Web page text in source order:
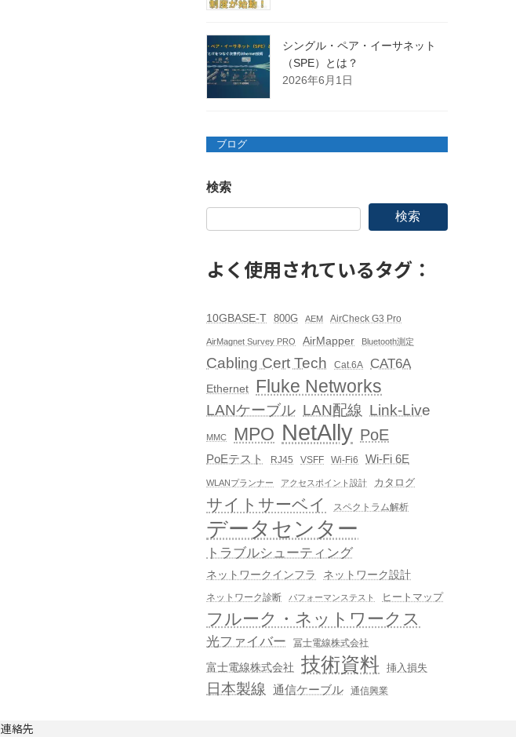
シングル・ペア・イーサネット
（SPE）とは？
2026年6月1日
ブログ
検索
検索
よく使用されているタグ：
10GBASE-T 800G AEM AirCheck G3 Pro
AirMagnet Survey PRO AirMapper Bluetooth測定
Cabling Cert Tech Cat.6A CAT6A
Ethernet Fluke Networks
LANケーブル LAN配線 Link-Live
MMC MPO NetAlly PoE
PoEテスト RJ45 VSFF Wi-Fi6 Wi-Fi 6E
WLANプランナー アクセスポイント設計 カタログ
サイトサーベイ スペクトラム解析
データセンター
トラブルシューティング
ネットワークインフラ ネットワーク設計
ネットワーク診断 パフォーマンステスト ヒートマップ
フルーク・ネットワークス
光ファイバー 冨士電線株式会社
富士電線株式会社 技術資料 挿入損失
日本製線 通信ケーブル 通信興業
連絡先